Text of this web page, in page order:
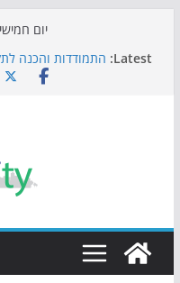
יום חמישי,
Latest: התמודדות והכנה
אי ההרפתקאות
כדורגל באווירה
הקיץ של בני הנוער
בטוח בשעות הערב